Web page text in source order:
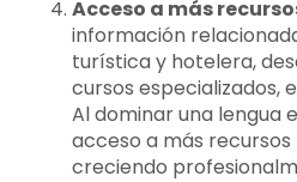
Acceso a más
información
turística y hotelera,
cursos especializados,
Al dominar una lengua
acceso a más
creciendo